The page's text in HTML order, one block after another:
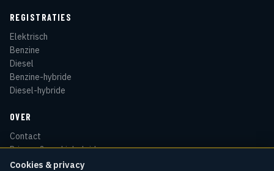
Cookies & privacy
REGISTRATIES
Elektrisch
Benzine
Diesel
Benzine-hybride
Diesel-hybride
OVER
Contact
Privacy & cookiebeleid
Disclaimer